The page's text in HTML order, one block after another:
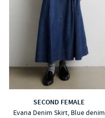
SECOND FEMALE
Evana Denim Skirt, Blue denim